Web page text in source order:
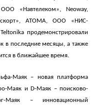
«Навтелеком», Neoway,
АТОМА, ООО «НИС-
продемонстрировали
в последние месяцы, а также
в ближайшее время.
Маяк – новая платформа
Маяк и D-Маяк – поисково-
Маяк – инновационный